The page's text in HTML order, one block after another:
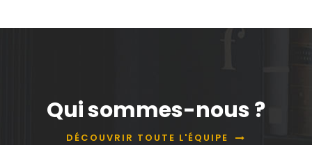
Qui sommes-nous ?
DÉCOUVRIR TOUTE L'ÉQUIPE